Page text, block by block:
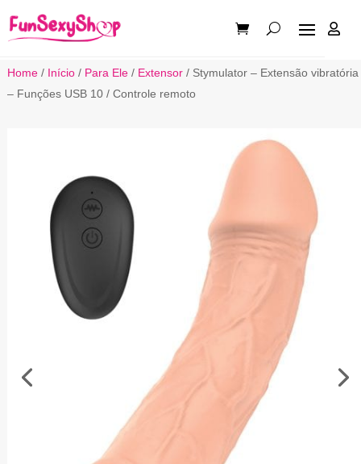

Home/ Início/ Para Ele/ Extensor/ Stymulator – Extensão vibratória
– Funções USB 10 / Controle remoto